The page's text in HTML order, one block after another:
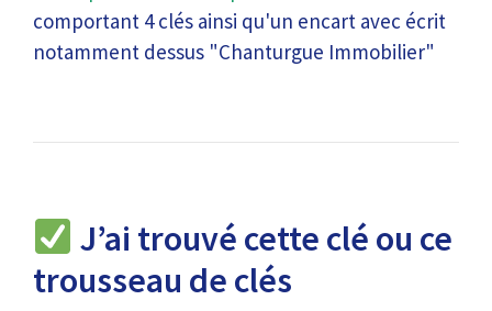
comportant 4 clés ainsi qu'un encart avec écrit
notamment dessus "Chanturgue Immobilier"
J’ai trouvé cette clé ou ce
trousseau de clés